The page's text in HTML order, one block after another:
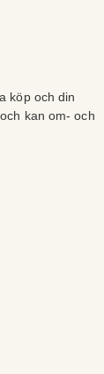
köp och din
kan om- och